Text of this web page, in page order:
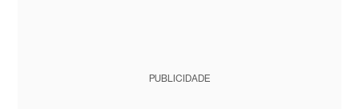
PUBLICIDADE